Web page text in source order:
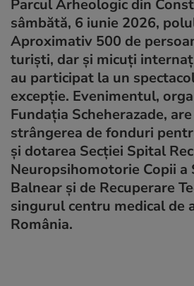
Parcul Arheologic din
sâmbătă, 6 iunie 2026,
Aproximativ 500 de
turiști, dar și micuți
au participat la un
excepție. Evenimentul,
Fundația Scheherazade,
strângerea de fonduri
și dotarea Secției Spital
Neuropsihomotorie Copii a
Balnear și de Recuperare
singurul centru medical de
România.